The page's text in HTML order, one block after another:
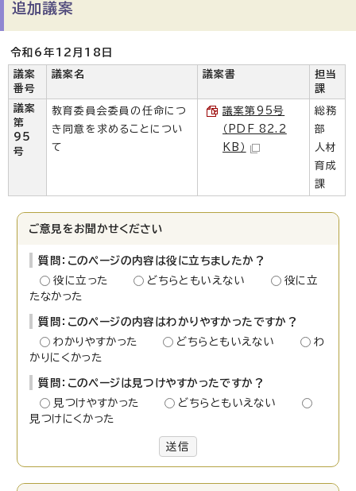
追加議案
令和6年12月18日
議案
番号
議案名 議案書
担当
課
議案
第
95
号
教育委員会委員の任命につ
き同意を求めることについ
て
議案第95号
（PDF 82.2
KB）
総務
部
人材
育成
課
ご意見をお聞かせください
質問：このページの内容は役に立ちましたか？
役に立った
どちらともいえない
役に立
たなかった
質問：このページの内容はわかりやすかったですか？
わかりやすかった
どちらともいえない
わ
かりにくかった
質問：このページは見つけやすかったですか？
見つけやすかった
どちらともいえない
見つけにくかった
送信